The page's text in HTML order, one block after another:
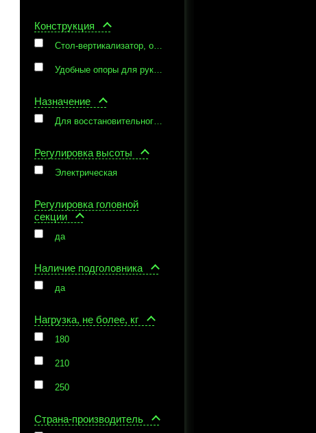
Конструкция
Стол-вертикализатор, опоры для рук и комплект фиксирующих ремней
Удобные опоры для рук, боковые опоры
Назначение
Для восстановительного лечения
Регулировка высоты
Электрическая
Регулировка головной
секции
да
Наличие подголовника
да
Нагрузка, не более, кг
180
210
250
Страна-производитель